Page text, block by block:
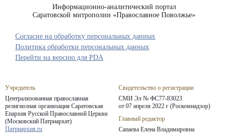
Информационно-аналитический портал
Саратовской митрополии «Православное Поволжье»
Учредитель
Централизованная православная
религиозная организация Саратовская
Епархия Русской Православной Церкви
(Московский Патриархат)
Патриархия.ru
Свидетельство о регистрации
СМИ Эл № ФС77-83023
от 07 апреля 2022 г (Роскомнадзор)
Главный редактор
Сапаева Елена Владимировна
Согласие на обработку персональных данных
Политика обработки персональных данных
Перейти на версию для PDA